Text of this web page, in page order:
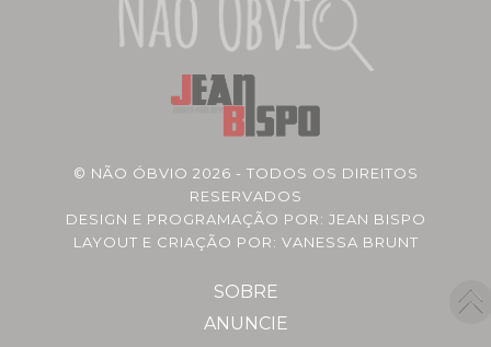
© NÃO ÓBVIO 2026 - TODOS OS DIREITOS
RESERVADOS
DESIGN E PROGRAMAÇÃO POR: JEAN BISPO
LAYOUT E CRIAÇÃO POR: VANESSA BRUNT
SOBRE
ANUNCIE